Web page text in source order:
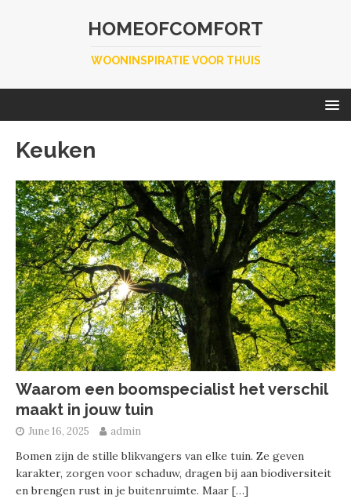
HOMEOFCOMFORT
WOONINSPIRATIE VOOR THUIS
Keuken
Waarom een boomspecialist het verschil
maakt in jouw tuin
June 16, 2025 admin
Bomen zijn de stille blikvangers van elke tuin. Ze geven
karakter, zorgen voor schaduw, dragen bij aan biodiversiteit
en brengen rust in je buitenruimte. Maar […]